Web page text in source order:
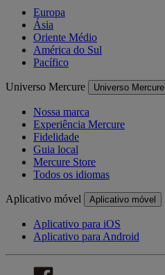
Europa
Ásia
Oriente Médio
América do Sul
Pacífico
Universo Mercure Universo Mercure
Nossa marca
Experiência Mercure
Fidelidade
Guia local
Mercure Store
Todos os idiomas
Aplicativo móvel Aplicativo móvel
Aplicativo para iOS
Aplicativo para Android